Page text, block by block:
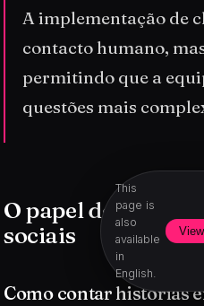
This
page is
also
available
in
English.
A implementação de
contacto humano,
permitindo que a
questões mais
O papel do
sociais
Como contar histórias